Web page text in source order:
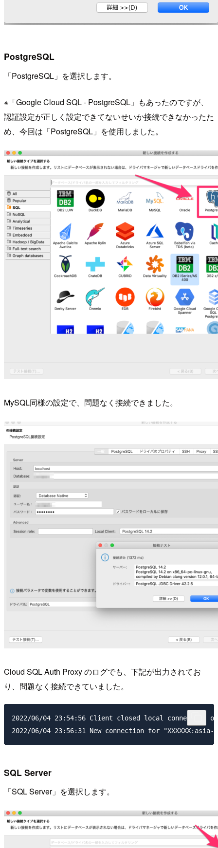
PostgreSQL
「PostgreSQL」を選択します。
※「Google Cloud SQL - PostgreSQL」もあったのですが、
認証設定が正しく設定できてないせいか接続できなかったた
め、今回は「PostgreSQL」を使用しました。
MySQL同様の設定で、問題なく接続できました。
Cloud SQL Auth Proxy のログでも、下記が出力されてお
り、問題なく接続できていました。
2022/06/04 23:54:56 Client closed local connection
SQL Server
「SQL Server」を選択します。